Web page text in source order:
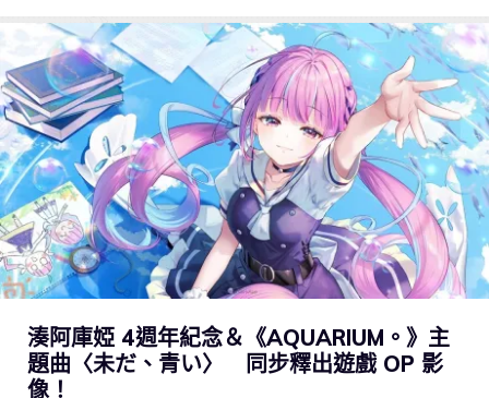
湊阿庫婭 4週年紀念＆《AQUARIUM。》主
題曲〈未だ、青い〉 同步釋出遊戲 OP 影
像！